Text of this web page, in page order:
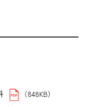
（848KB）